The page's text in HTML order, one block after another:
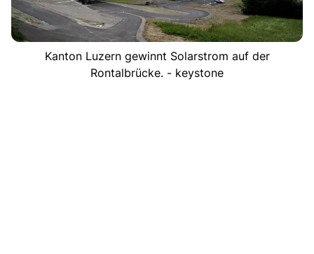
Kanton Luzern gewinnt Solarstrom auf der
Rontalbrücke. - keystone